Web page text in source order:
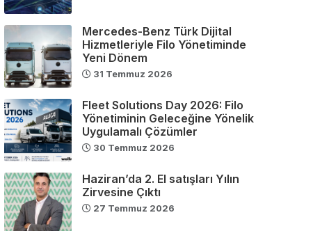
Mercedes-Benz Türk Dijital
Hizmetleriyle Filo Yönetiminde
Yeni Dönem
31 Temmuz 2026
Fleet Solutions Day 2026: Filo
Yönetiminin Geleceğine Yönelik
Uygulamalı Çözümler
30 Temmuz 2026
Haziran’da 2. El satışları Yılın
Zirvesine Çıktı
27 Temmuz 2026